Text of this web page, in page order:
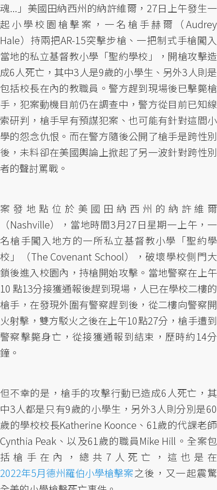
魂...」美國田納西州的納許維爾，27日上午發生一
起小學校園槍擊案，一名槍手赫爾（Audrey
Hale）持兩把AR-15突擊步槍、一把制式手槍闖入
當地的私立基督教小學「聖約學校」，開槍攻擊造
成6人死亡，其中3人是9歲的小學生、另外3人則是
包括校長在內的教職員。警方趕到現場後已擊斃槍
手，犯案動機目前仍在調查中，警方從目前已知線
索研判，槍手早有預謀犯案、也可能有針對這間小
學的怨念仇恨。而在警方隨後公開了槍手是跨性別
後，未料卻在美國輿論上掀起了另一波針對跨性別
者的聲討罵戰。
案發地點位於美國田納西州的納許維爾
（Nashville），當地時間3月27日星期一上午，一
名槍手闖入地方的一所私立基督教小學「聖約學
校」（The Covenant School），破壞學校側門大
鎖後進入校園內，持槍開始攻擊。當地警察在上午
10 點13分接獲通報後趕到現場，人已在學校二樓的
槍手，在發現外圍有警察趕到後，從二樓向警察開
火射擊，雙方駁火之後在上午10點27分，槍手遭到
警察擊斃身亡，從接獲通報到結束，歷時約14分
鐘。
但不幸的是，槍手的攻擊行動已造成6人死亡，其
中3人都是只有9歲的小學生，另外3人則分別是60
歲的學校校長Katherine Koonce、61歲的代課老師
Cynthia Peak、以及61歲的職員Mike Hill。全案包
括槍手在內，總共7人死亡，這也是在
2022年5月德州羅伯小學槍擊案之後，又一起震驚